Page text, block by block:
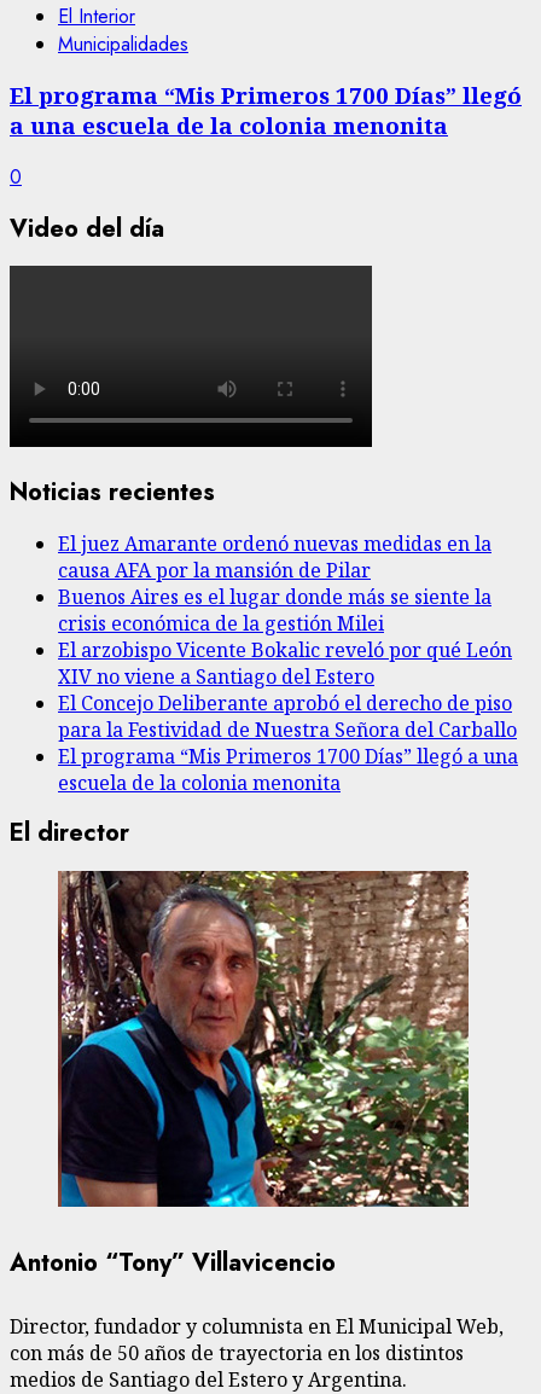
El Interior
Municipalidades
El programa “Mis Primeros 1700 Días” llegó
a una escuela de la colonia menonita
0
Video del día
Noticias recientes
El juez Amarante ordenó nuevas medidas en la
causa AFA por la mansión de Pilar
Buenos Aires es el lugar donde más se siente la
crisis económica de la gestión Milei
El arzobispo Vicente Bokalic reveló por qué León
XIV no viene a Santiago del Estero
El Concejo Deliberante aprobó el derecho de piso
para la Festividad de Nuestra Señora del Carballo
El programa “Mis Primeros 1700 Días” llegó a una
escuela de la colonia menonita
El director
Antonio “Tony” Villavicencio
Director, fundador y columnista en El Municipal Web,
con más de 50 años de trayectoria en los distintos
medios de Santiago del Estero y Argentina.